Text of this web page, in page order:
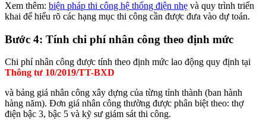
Xem thêm: biện pháp thi công hệ thống điện nhẹ và quy trình triển
khai để hiểu rõ các hạng mục thi công cần được đưa vào dự toán.
Bước 4: Tính chi phí nhân công theo định mức
Chi phí nhân công được tính theo định mức lao động quy định tại
Thông tư 10/2019/TT-BXD
và bảng giá nhân công xây dựng của từng tỉnh thành (ban hành
hàng năm). Đơn giá nhân công thường được phân biệt theo: thợ
điện bậc 3, bậc 5 và kỹ sư giám sát thi công.